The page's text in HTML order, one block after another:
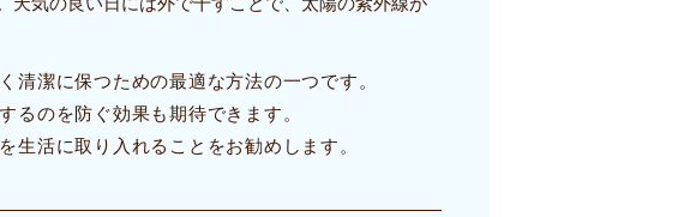
潔に保つための最適な方法の一つです。
るのを防ぐ効果も期待できます。
活に取り入れることをお勧めします。